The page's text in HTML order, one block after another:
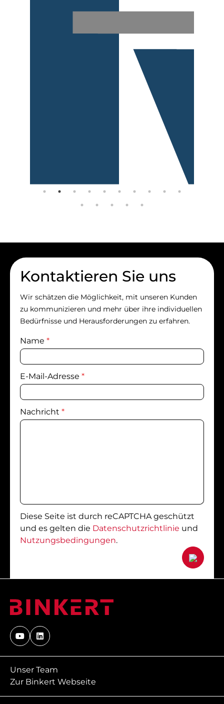
Kontaktieren Sie uns
Wir schätzen die Möglichkeit, mit unseren Kunden
zu kommunizieren und mehr über ihre individuellen
Bedürfnisse und Herausforderungen zu erfahren.
Name *
E-Mail-Adresse *
Nachricht *
Diese Seite ist durch reCAPTCHA geschützt
und es gelten die Datenschutzrichtlinie und
Nutzungsbedingungen.
Unser Team
Zur Binkert Webseite